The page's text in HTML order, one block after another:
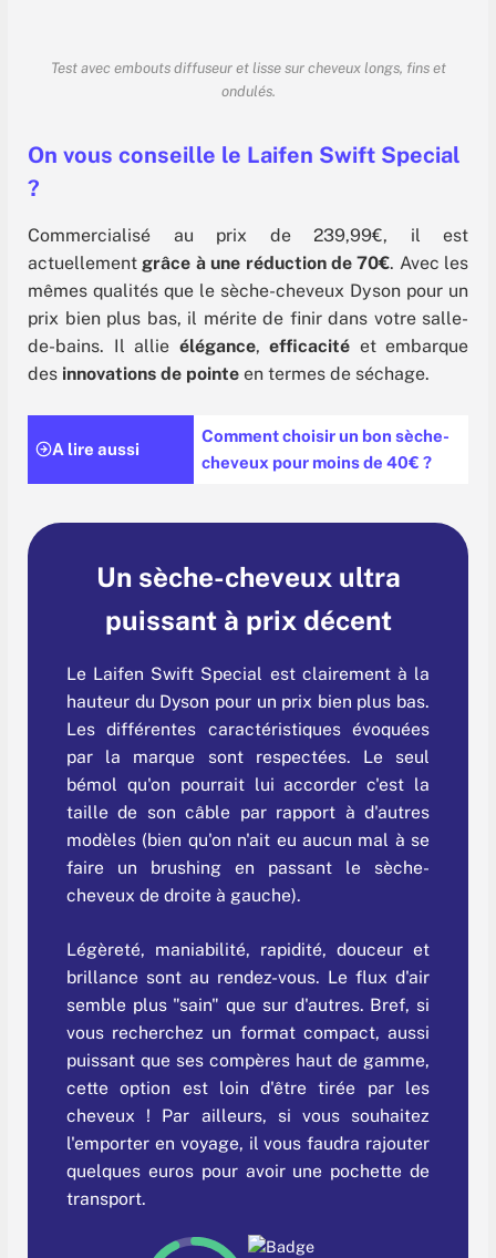
Test avec embouts diffuseur et lisse sur cheveux longs, fins et
ondulés.
On vous conseille le Laifen Swift Special
?
Commercialisé au prix de 239,99€, il est
actuellement grâce à une réduction de 70€. Avec les
mêmes qualités que le sèche-cheveux Dyson pour un
prix bien plus bas, il mérite de finir dans votre salle-
de-bains. Il allie élégance, efficacité et embarque
des innovations de pointe en termes de séchage.
A lire aussi
Comment choisir un bon sèche-
cheveux pour moins de 40€ ?
Un sèche-cheveux ultra
puissant à prix décent
Le Laifen Swift Special est clairement à la
hauteur du Dyson pour un prix bien plus bas.
Les différentes caractéristiques évoquées
par la marque sont respectées. Le seul
bémol qu'on pourrait lui accorder c'est la
taille de son câble par rapport à d'autres
modèles (bien qu'on n'ait eu aucun mal à se
faire un brushing en passant le sèche-
cheveux de droite à gauche).
Légèreté, maniabilité, rapidité, douceur et
brillance sont au rendez-vous. Le flux d'air
semble plus "sain" que sur d'autres. Bref, si
vous recherchez un format compact, aussi
puissant que ses compères haut de gamme,
cette option est loin d'être tirée par les
cheveux ! Par ailleurs, si vous souhaitez
l'emporter en voyage, il vous faudra rajouter
quelques euros pour avoir une pochette de
transport.